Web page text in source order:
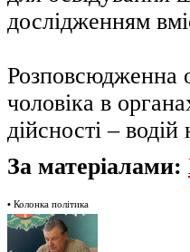
дослідженням
Розповсюдженна
чоловіка в
дійсності – водій
За матеріалами:
• Колонка політика